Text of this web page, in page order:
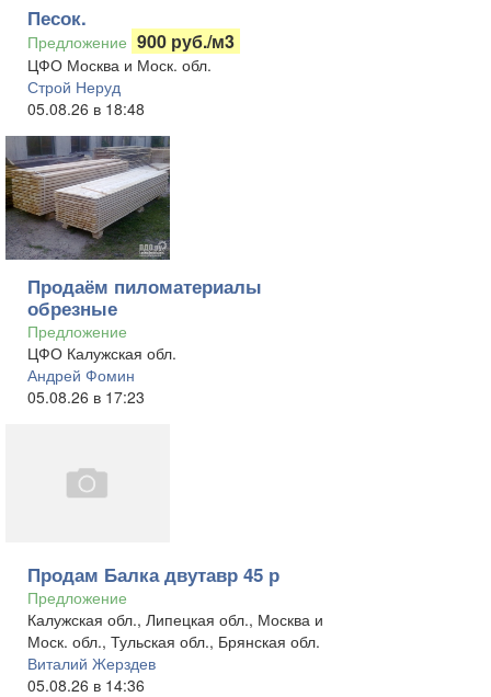
Песок.
Предложение 900 руб./м3
ЦФО Москва и Моск. обл.
Строй Неруд
05.08.26 в 18:48
Продаём пиломатериалы
обрезные
Предложение
ЦФО Калужская обл.
Андрей Фомин
05.08.26 в 17:23
Продам Балка двутавр 45 р
Предложение
Калужская обл., Липецкая обл., Москва и
Моск. обл., Тульская обл., Брянская обл.
Виталий Жерздев
05.08.26 в 14:36